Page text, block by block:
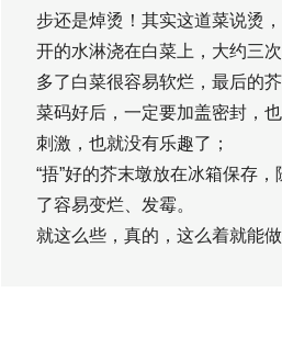
步还是焯烫！其实这道菜说烫
开的水淋浇在白菜上，大约三
多了白菜很容易软烂，最后的
菜码好后，一定要加盖密封，
刺激，也就没有乐趣了；
“捂”好的芥末墩放在冰箱保存
了容易变烂、发霉。
就这么些，真的，这么着就能